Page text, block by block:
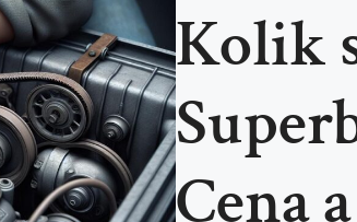
Kolik
Cena